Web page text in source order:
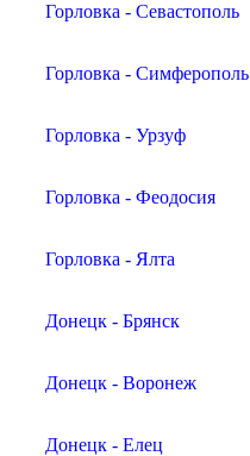
Горловка - Севастополь
Горловка - Симферополь
Горловка - Урзуф
Горловка - Феодосия
Горловка - Ялта
Донецк - Брянск
Донецк - Воронеж
Донецк - Елец